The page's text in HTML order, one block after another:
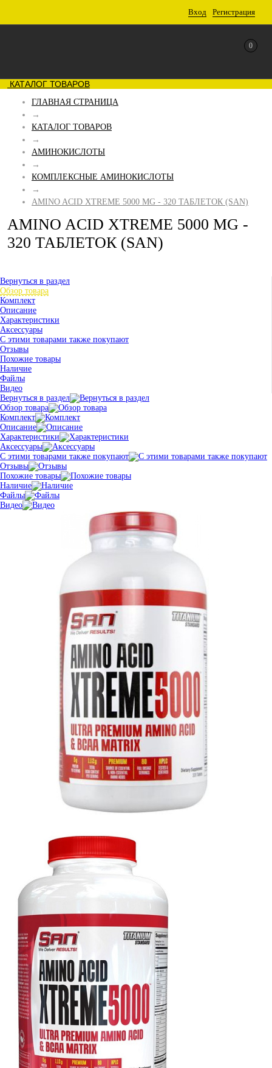
Вход Регистрация
0
КАТАЛОГ ТОВАРОВ
ГЛАВНАЯ СТРАНИЦА
→
КАТАЛОГ ТОВАРОВ
→
АМИНОКИСЛОТЫ
→
КОМПЛЕКСНЫЕ АМИНОКИСЛОТЫ
→
AMINO ACID XTREME 5000 MG - 320 ТАБЛЕТОК (SAN)
AMINO ACID XTREME 5000 MG -
320 ТАБЛЕТОК (SAN)
Вернуться в раздел
Обзор товара
Комплект
Описание
Характеристики
Аксессуары
С этими товарами также покупают
Отзывы
Похожие товары
Наличие
Файлы
Видео
Вернуться в раздел
Обзор товара
Комплект
Описание
Характеристики
Аксессуары
С этими товарами также покупают
Отзывы
Похожие товары
Наличие
Файлы
Видео